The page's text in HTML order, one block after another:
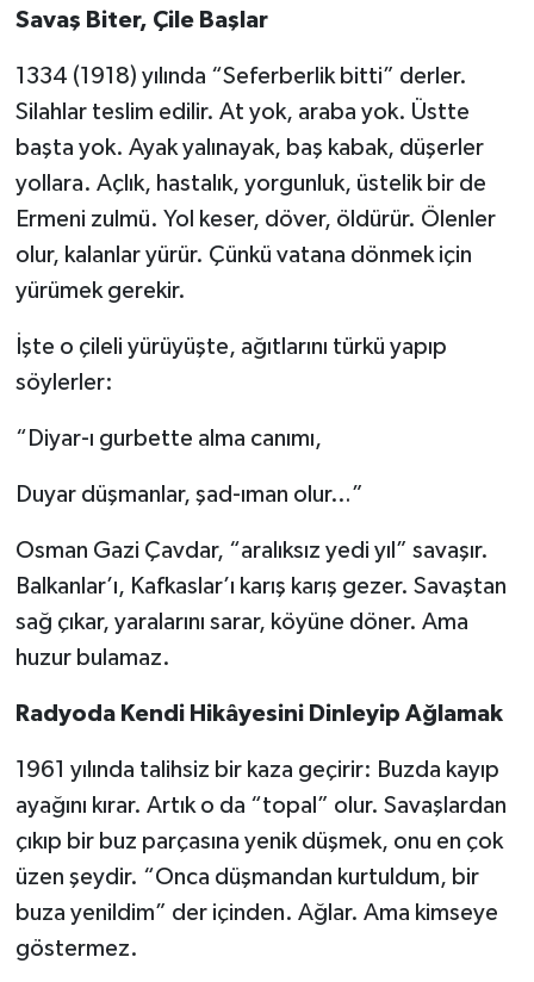
Savaş Biter, Çile Başlar
1334 (1918) yılında “Seferberlik bitti” derler.
Silahlar teslim edilir. At yok, araba yok. Üstte
başta yok. Ayak yalınayak, baş kabak, düşerler
yollara. Açlık, hastalık, yorgunluk, üstelik bir de
Ermeni zulmü. Yol keser, döver, öldürür. Ölenler
olur, kalanlar yürür. Çünkü vatana dönmek için
yürümek gerekir.
İşte o çileli yürüyüşte, ağıtlarını türkü yapıp
söylerler:
“Diyar-ı gurbette alma canımı,
Duyar düşmanlar, şad-ıman olur…”
Osman Gazi Çavdar, “aralıksız yedi yıl” savaşır.
Balkanlar’ı, Kafkaslar’ı karış karış gezer. Savaştan
sağ çıkar, yaralarını sarar, köyüne döner. Ama
huzur bulamaz.
Radyoda Kendi Hikâyesini Dinleyip Ağlamak
1961 yılında talihsiz bir kaza geçirir: Buzda kayıp
ayağını kırar. Artık o da “topal” olur. Savaşlardan
çıkıp bir buz parçasına yenik düşmek, onu en çok
üzen şeydir. “Onca düşmandan kurtuldum, bir
buza yenildim” der içinden. Ağlar. Ama kimseye
göstermez.